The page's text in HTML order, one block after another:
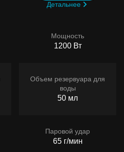
Детальнее
Мощность
1200 Вт
Объем резервуара для
воды
50 мл
Паровой удар
65 г/мин